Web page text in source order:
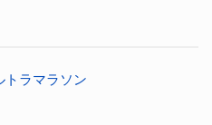
トラマラソン